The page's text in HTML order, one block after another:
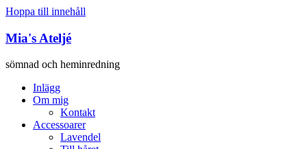
Hoppa till innehåll
Mia's Ateljé
sömnad och heminredning
Inlägg
Om mig
Kontakt
Accessoarer
Lavendel